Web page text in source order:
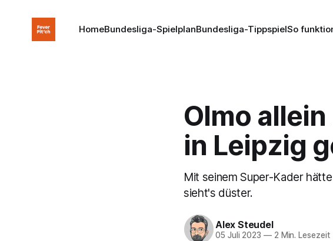
HomeBundesliga-SpielplanBundesliga-TippspielSo
Olmo
in Leipzig
Mit seinem Super-Kader
sieht's düster.
Alex Steudel
05 Juli 2023 —2 Min. Lesezeit